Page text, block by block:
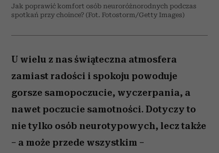
Jak poprawić komfort osób neuroróżnorodnych podczas
spotkań przy choince? (Fot. Fotostorm/Getty Images)
U wielu z nas świąteczna atmosfera
zamiast radości i spokoju powoduje
gorsze samopoczucie, wyczerpania, a
nawet poczucie samotności. Dotyczy to
nie tylko osób neurotypowych, lecz także
– a może przede wszystkim –